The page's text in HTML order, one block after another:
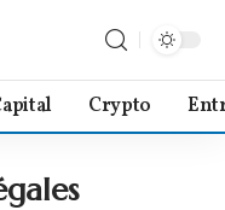
Crypto